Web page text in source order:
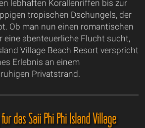
lebhaften Korallenriffen bis zur
tropischen Dschungels, der
Ob man nun einen romantischen
eine abenteuerliche Flucht sucht,
Village Beach Resort verspricht
Erlebnis an einem
Privatstrand.
das Saii Phi Phi Island Village